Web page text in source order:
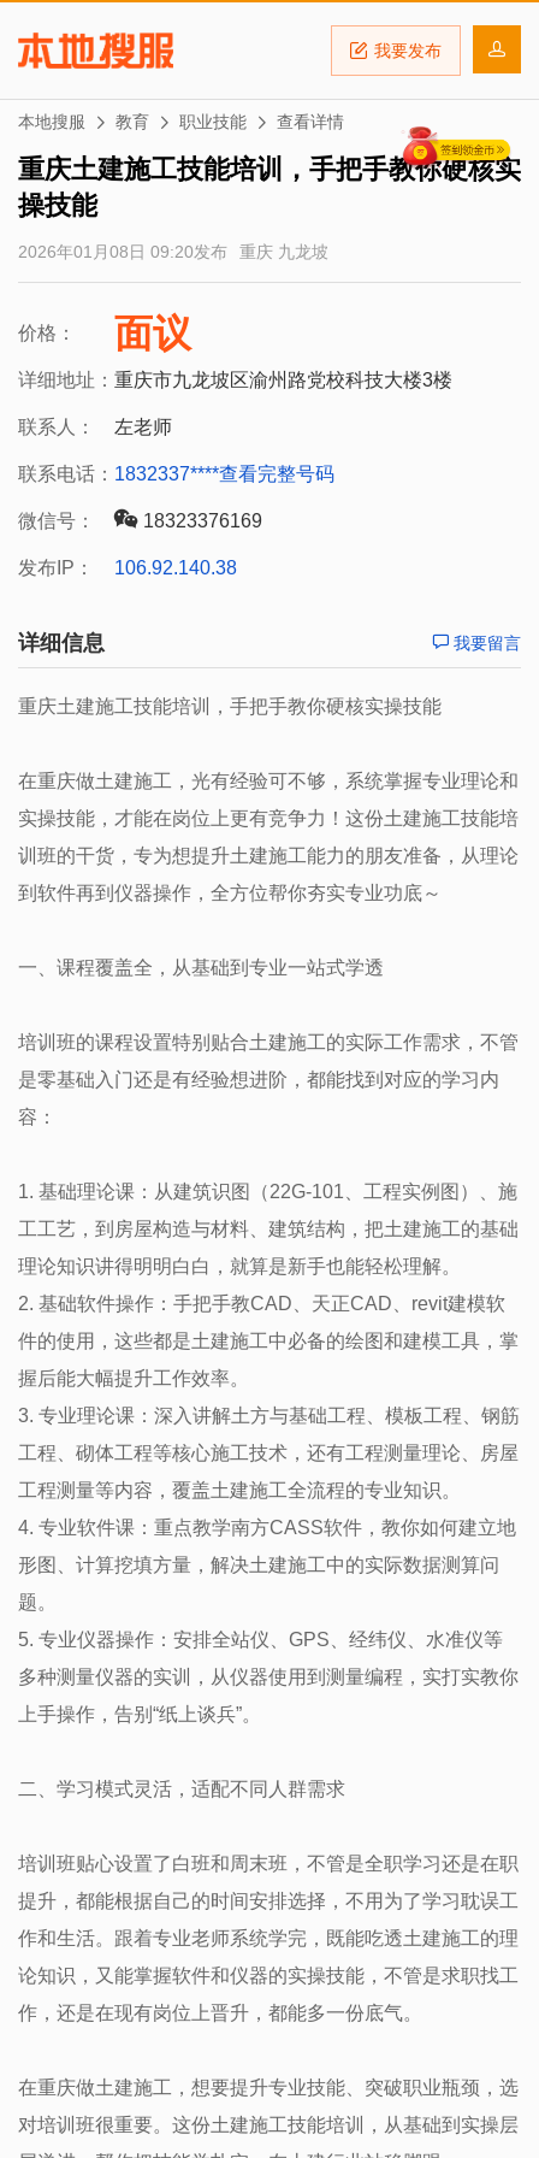
我要发布
本地搜服 教育 职业技能 查看详情
重庆土建施工技能培训，手把手教你硬核实
操技能
2026年01月08日 09:20发布 重庆 九龙坡
价格： 面议
详细地址： 重庆市九龙坡区渝州路党校科技大楼3楼
联系人： 左老师
联系电话： 1832337****查看完整号码
微信号： 18323376169
发布IP： 106.92.140.38
详细信息 我要留言
重庆土建施工技能培训，手把手教你硬核实操技能
在重庆做土建施工，光有经验可不够，系统掌握专业理论和
实操技能，才能在岗位上更有竞争力！这份土建施工技能培
训班的干货，专为想提升土建施工能力的朋友准备，从理论
到软件再到仪器操作，全方位帮你夯实专业功底～
一、课程覆盖全，从基础到专业一站式学透
培训班的课程设置特别贴合土建施工的实际工作需求，不管
是零基础入门还是有经验想进阶，都能找到对应的学习内
容：
1. 基础理论课：从建筑识图（22G-101、工程实例图）、施
工工艺，到房屋构造与材料、建筑结构，把土建施工的基础
理论知识讲得明明白白，就算是新手也能轻松理解。
2. 基础软件操作：手把手教CAD、天正CAD、revit建模软
件的使用，这些都是土建施工中必备的绘图和建模工具，掌
握后能大幅提升工作效率。
3. 专业理论课：深入讲解土方与基础工程、模板工程、钢筋
工程、砌体工程等核心施工技术，还有工程测量理论、房屋
工程测量等内容，覆盖土建施工全流程的专业知识。
4. 专业软件课：重点教学南方CASS软件，教你如何建立地
形图、计算挖填方量，解决土建施工中的实际数据测算问
题。
5. 专业仪器操作：安排全站仪、GPS、经纬仪、水准仪等
多种测量仪器的实训，从仪器使用到测量编程，实打实教你
上手操作，告别“纸上谈兵”。
二、学习模式灵活，适配不同人群需求
培训班贴心设置了白班和周末班，不管是全职学习还是在职
提升，都能根据自己的时间安排选择，不用为了学习耽误工
作和生活。跟着专业老师系统学完，既能吃透土建施工的理
论知识，又能掌握软件和仪器的实操技能，不管是求职找工
作，还是在现有岗位上晋升，都能多一份底气。
在重庆做土建施工，想要提升专业技能、突破职业瓶颈，选
对培训班很重要。这份土建施工技能培训，从基础到实操层